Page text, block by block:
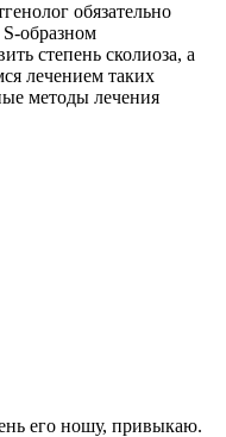
обязательно
образном
степень сколиоза, а
лечением таких
методы лечения
его ношу, привыкаю.